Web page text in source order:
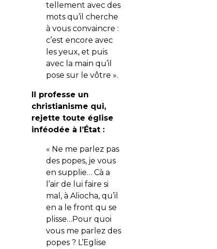
tellement avec des
mots qu’il cherche
à vous convaincre :
c’est encore avec
les yeux, et puis
avec la main qu’il
pose sur le vôtre ».
Il professe un
christianisme qui,
rejette toute église
inféodée à l’État :
« Ne me parlez pas
des popes, je vous
en supplie… Cà a
l’air de lui faire si
mal, à Aliocha, qu’il
en a le front qu se
plisse…Pour quoi
vous me parlez des
popes ? L’Eglise